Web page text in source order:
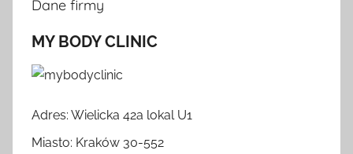
Dane firmy
MY BODY CLINIC
Adres: Wielicka 42a lokal U1
Miasto: Kraków 30-552